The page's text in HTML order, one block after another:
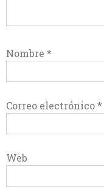
Nombre *
Correo electrónico*
Web